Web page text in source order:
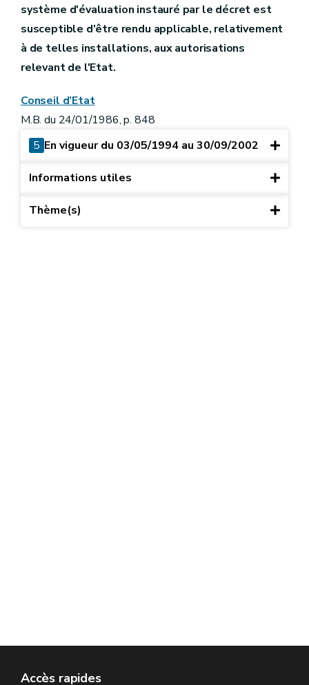
système d'évaluation instauré par le décret est
susceptible d'être rendu applicable, relativement
à de telles installations, aux autorisations
relevant de l'Etat.
Conseil d’Etat
M.B. du 24/01/1986, p. 848
5 En vigueur du 03/05/1994 au 30/09/2002
Informations utiles
Thème(s)
Accès rapides